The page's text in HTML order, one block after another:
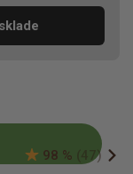
98 % (47)